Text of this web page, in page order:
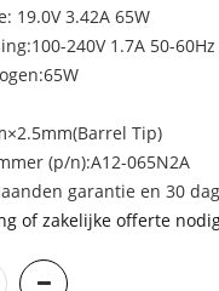
19.0V 3.42A 65W
240V 1.7A 50-60Hz
Tip)
(p/n):A12-065N2A
garantie en 30
of zakelijke offerte